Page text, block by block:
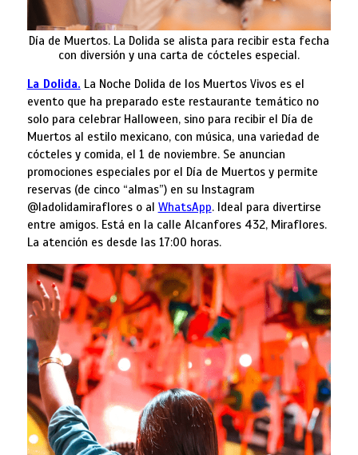
Día de Muertos. La Dolida se alista para recibir esta fecha
con diversión y una carta de cócteles especial.
La Dolida. La Noche Dolida de los Muertos Vivos es el
evento que ha preparado este restaurante temático no
solo para celebrar Halloween, sino para recibir el Día de
Muertos al estilo mexicano, con música, una variedad de
cócteles y comida, el 1 de noviembre. Se anuncian
promociones especiales por el Día de Muertos y permite
reservas (de cinco “almas”) en su Instagram
@ladolidamiraflores o al WhatsApp. Ideal para divertirse
entre amigos. Está en la calle Alcanfores 432, Miraflores.
La atención es desde las 17:00 horas.